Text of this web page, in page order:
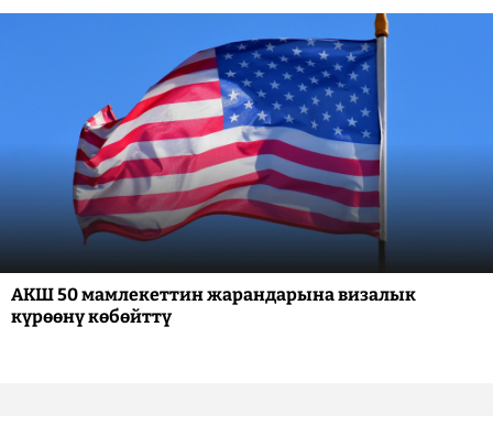
АКШ 50 мамлекеттин жарандарына визалык
күрөөнү көбөйттү